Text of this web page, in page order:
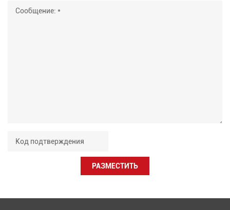
РАЗМЕСТИТЬ